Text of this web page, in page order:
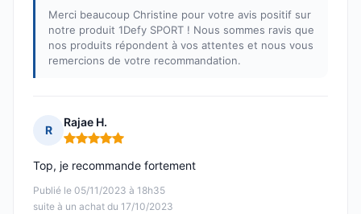
Merci beaucoup Christine pour votre avis positif sur
notre produit 1Defy SPORT ! Nous sommes ravis que
nos produits répondent à vos attentes et nous vous
remercions de votre recommandation.
R
Rajae H.
Note : 5 sur 5
Publié le 05/11/2023 à 18h35
suite à un achat du 17/10/2023
Top, je recommande fortement